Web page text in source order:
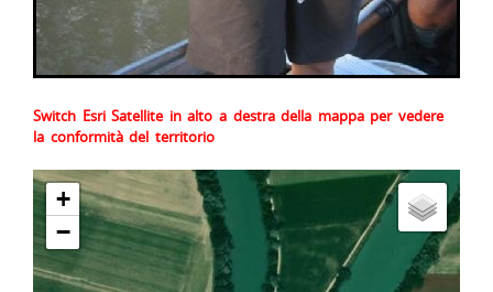
Switch Esri Satellite in alto a destra della mappa per vedere
la conformità del territorio
+
−